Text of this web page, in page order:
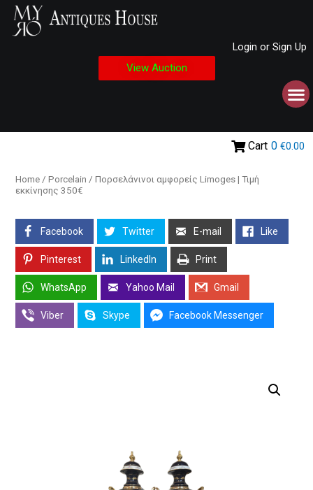
Login or Sign Up
View Auction
Cart 0 €0.00
Home / Porcelain / Πορσελάνινοι αμφορείς Limoges | Τιμή
εκκίνησης 350€
Facebook Twitter E-mail Like
Pinterest LinkedIn Print
WhatsApp Yahoo Mail Gmail
Viber Skype Facebook Messenger